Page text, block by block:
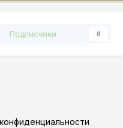
Подписчики 0